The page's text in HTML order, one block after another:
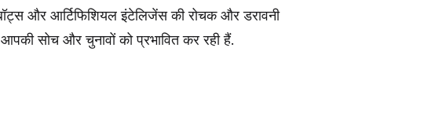
और आर्टिफिशियल इंटेलिजेंस की रोचक और डरावनी
सोच और चुनावों को प्रभावित कर रही हैं.